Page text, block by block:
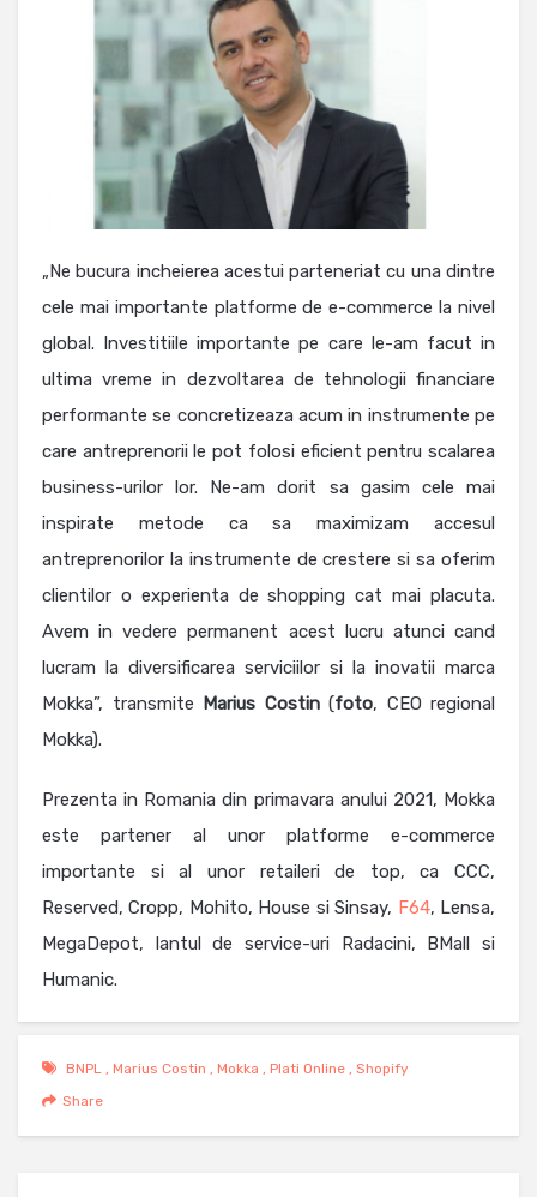
„Ne bucura incheierea acestui parteneriat cu una dintre
cele mai importante platforme de e-commerce la nivel
global. Investitiile importante pe care le-am facut in
ultima vreme in dezvoltarea de tehnologii financiare
performante se concretizeaza acum in instrumente pe
care antreprenorii le pot folosi eficient pentru scalarea
business-urilor lor. Ne-am dorit sa gasim cele mai
inspirate metode ca sa maximizam accesul
antreprenorilor la instrumente de crestere si sa oferim
clientilor o experienta de shopping cat mai placuta.
Avem in vedere permanent acest lucru atunci cand
lucram la diversificarea serviciilor si la inovatii marca
Mokka”, transmite
Marius Costin(foto, CEO regional
Mokka).
Prezenta in Romania din primavara anului 2021, Mokka
este partener al unor platforme e-commerce
importante si al unor retaileri de top, ca CCC,
Reserved, Cropp, Mohito, House si Sinsay, F64, Lensa,
MegaDepot, lantul de service-uri Radacini, BMall si
Humanic.
BNPL , Marius Costin , Mokka , Plati Online , Shopify
Share